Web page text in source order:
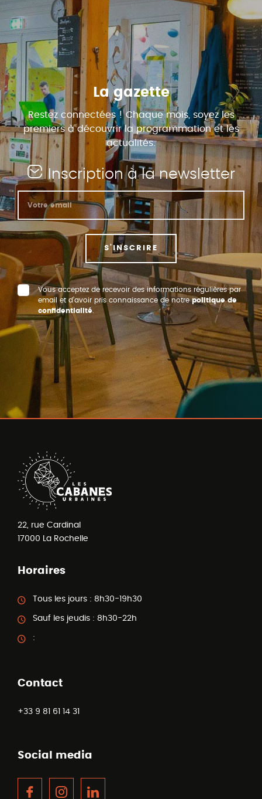
La gazette
Restez connectées ! Chaque mois, soyez les
premiers à découvrir la programmation et les
actualités.
Inscription à la newsletter
S'INSCRIRE
Vous acceptez de recevoir des informations régulières par
email et d’avoir pris connaissance de notrepolitique de
confidentialité
22, rue Cardinal
17000 La Rochelle
Horaires
Tous les jours : 8h30-19h30
Sauf les jeudis : 8h30-22h
:
Contact
+33 9 81 61 14 31
Social media
FacebookInstagram